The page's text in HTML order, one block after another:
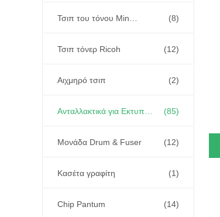
(8)
Τσιπ τόνερ Ricoh (12)
Αιχμηρό τσιπ (2)
(85)
Μονάδα Drum & Fuser (12)
Κασέτα γραφίτη (1)
Chip Pantum (14)